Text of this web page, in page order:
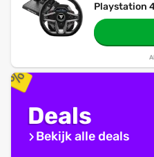
Playstation
Deals
Bekijk alle deals